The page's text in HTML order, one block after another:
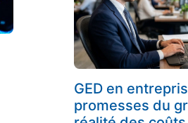
GED en
promesses du